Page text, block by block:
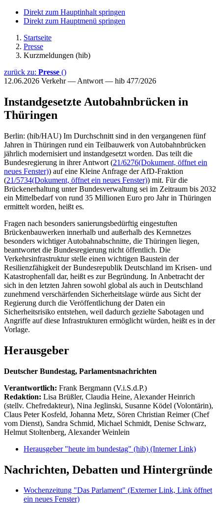
Direkt zum Hauptinhalt springen
Direkt zum Hauptmenü springen
Startseite
Presse
Kurzmeldungen (hib)
zurück zu: Presse ()
12.06.2026 Verkehr — Antwort — hib 477/2026
Instandgesetzte Autobahnbrücken in
Thüringen
Berlin: (hib/HAU) Im Durchschnitt sind in den vergangenen fünf
Jahren in Thüringen rund ein Teilbauwerk von Autobahnbrücken
jährlich modernisiert und instandgesetzt worden. Das teilt die
Bundesregierung in ihrer Antwort (21/6276(Dokument, öffnet ein
neues Fenster)) auf eine Kleine Anfrage der AfD-Fraktion
(21/5734(Dokument, öffnet ein neues Fenster)) mit. Für die
Brückenerhaltung unter Bundesverwaltung sei im Zeitraum bis 2032
ein Mittelbedarf von rund 35 Millionen Euro pro Jahr in Thüringen
ermittelt worden, heißt es.
Fragen nach besonders sanierungsbedürftig eingestuften
Brückenbauwerken innerhalb und außerhalb des Kernnetzes
besonders wichtiger Autobahnabschnitte, die Thüringen liegen,
beantwortet die Bundesregierung nicht öffentlich. Die
Verkehrsinfrastruktur stelle einen wichtigen Baustein der
Resilienzfähigkeit der Bundesrepublik Deutschland im Krisen- und
Katastrophenfall dar, heißt es zur Begründung. In Anbetracht der
sich in den letzten Jahren sowohl global als auch in Deutschland
zunehmend verschärfenden Sicherheitslage würde aus Sicht der
Regierung durch die Veröffentlichung der Daten ein
Sicherheitsrisiko entstehen, weil dadurch gezielte Sabotagen und
Angriffe auf diese Infrastrukturen ermöglicht würden, heißt es in der
Vorlage.
Herausgeber
Deutscher Bundestag, Parlamentsnachrichten
Verantwortlich: Frank Bergmann (V.i.S.d.P.)
Redaktion: Lisa Brüßler, Claudia Heine, Alexander Heinrich
(stellv. Chefredakteur), Nina Jeglinski, Susanne Ködel (Volontärin),
Claus Peter Kosfeld, Johanna Metz, Sören Christian Reimer (Chef
vom Dienst), Sandra Schmid, Michael Schmidt, Denise Schwarz,
Helmut Stoltenberg, Alexander Weinlein
Herausgeber "heute im bundestag" (hib) (Interner Link)
Nachrichten, Debatten und Hintergründe
Wochenzeitung "Das Parlament" (Externer Link, Link öffnet
ein neues Fenster)